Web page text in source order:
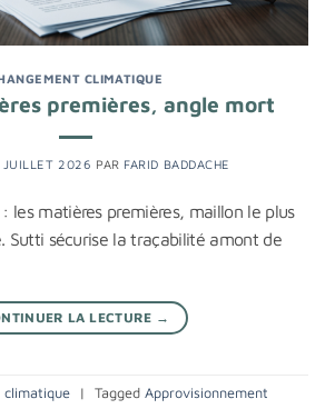
CLIMATIQUE
premières, angle mort
JUILLET 2026 PAR FARID BADDACHE
les matières premières, maillon le plus
Sutti sécurise la traçabilité amont de
LA LECTURE →
climatique | Tagged Approvisionnement